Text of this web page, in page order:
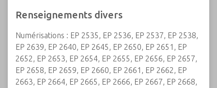
Renseignements divers
Numérisations : EP 2535, EP 2536, EP 2537, EP 2538,
EP 2639, EP 2640, EP 2645, EP 2650, EP 2651, EP
2652, EP 2653, EP 2654, EP 2655, EP 2656, EP 2657,
EP 2658, EP 2659, EP 2660, EP 2661, EP 2662, EP
2663, EP 2664, EP 2665, EP 2666, EP 2667, EP 2668,